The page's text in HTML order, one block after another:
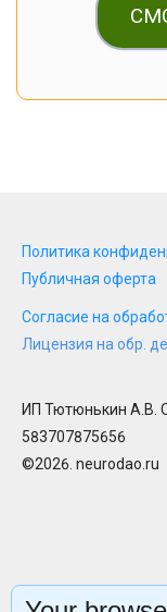
Политика
Публичная оферта
Согласие на
Лицензия на обр.
ИП Тютюнькин А.В.
583707875656
©2026. neurodao.ru